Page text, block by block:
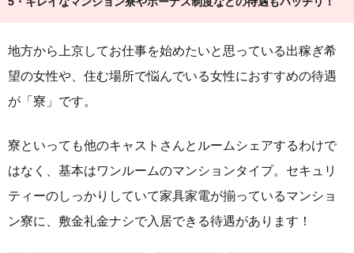
地方から上京してお仕事を始めたいと思っている出稼ぎ希
望の女性や、住む場所で悩んでいる女性におすすめの待遇
が「寮」です。
寮といっても他のキャストさんとルームシェアするわけで
はなく、基本はワンルームのマンションタイプ。セキュリ
ティーのしっかりしていて家具家電が揃っているマンショ
ン寮に、敷金礼金ナシで入居できる待遇があります！